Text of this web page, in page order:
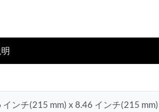
インチ(215 mm) x 8.46 インチ(215